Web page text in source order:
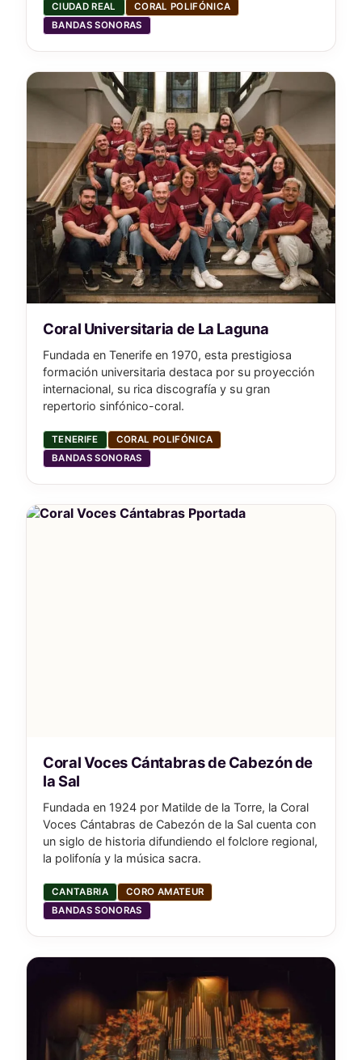
CIUDAD REAL
CORAL POLIFÓNICA
BANDAS SONORAS
Coral Universitaria de La Laguna
Fundada en Tenerife en 1970, esta prestigiosa
formación universitaria destaca por su proyección
internacional, su rica discografía y su gran
repertorio sinfónico-coral.
TENERIFE
CORAL POLIFÓNICA
BANDAS SONORAS
Coral Voces Cántabras de Cabezón de
la Sal
Fundada en 1924 por Matilde de la Torre, la Coral
Voces Cántabras de Cabezón de la Sal cuenta con
un siglo de historia difundiendo el folclore regional,
la polifonía y la música sacra.
CANTABRIA
CORO AMATEUR
BANDAS SONORAS